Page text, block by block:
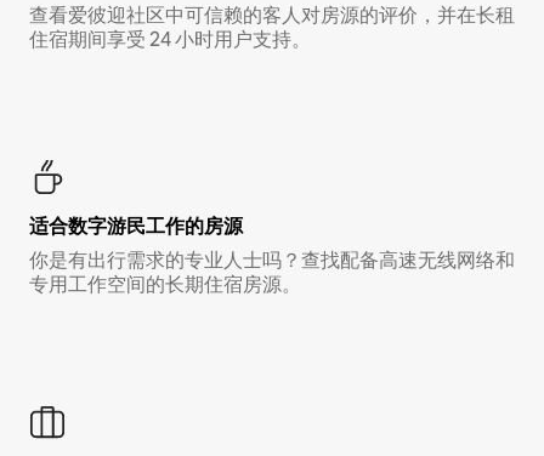
查看爱彼迎社区中可信赖的客人对房源的评价，并在长租
住宿期间享受 24 小时用户支持。
适合数字游民工作的房源
你是有出行需求的专业人士吗？查找配备高速无线网络和
专用工作空间的长期住宿房源。